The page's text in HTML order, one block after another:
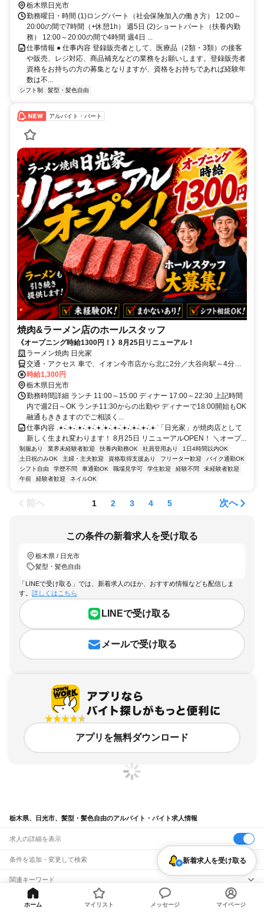
栃木県日光市
勤務曜日・時間 (1)ロングパート（社会保険加入の働き方） 12:00～
20:00の間で7時間（+休憩1h） 週5日 (2)ショートパート（扶養内勤
務） 12:00～20:00の間で4時間 週4日 ...
仕事情報 ● 仕事内容 登録販売者として、医療品（2類・3類）の接客
や販売、レジ対応、商品補充などの業務をお願いします。登録販売者
資格をお持ちの方の募集となりますが、資格をお持ちであれば経験年
数は不...
シフト制 髪型・髪色自由
アルバイト・パート
焼肉&ラーメン店のホールスタッフ
《オープニング時給1300円！》8月25日リニューアル！
ラーメン焼肉 日光家
交通・アクセス 車で、イオン今市店から北に2分／大谷向駅～4分、
下今市駅・大桑駅～8分
時給1,300円
栃木県日光市
勤務時間詳細 ランチ 11:00～15:00 ディナー 17:00～22:30 上記時間
内で週2日～OK ランチ11:30からの出勤や ディナーで18:00開始もOK
融通もききますのでご相談く...
仕事内容 .𖥔݁˖.𖥔݁˖.𖥔݁˖.𖥔݁˖.𖥔݁.𖥔݁˖.𖥔݁˖.𖥔݁˖.𖥔݁˖.𖥔݁˖.𖥔݁ 「日光家」が焼肉店として
新しく生まれ変わります！ 8月25日 リニューアルOPEN！ ＼オープ...
制服あり 業界未経験者歓迎 扶養内勤務OK 社員登用あり
1日4時間以内OK
土日祝のみOK
主婦・主夫歓迎 資格取得支援あり フリーター歓迎
バイク通勤OK
シフト自由
学歴不問 車通勤OK 職場見学可 学生歓迎 経験不問
未経験者歓迎
午前
経験者歓迎 ネイルOK
前へ 1 2 3 4 5 次へ
この条件の新着求人を受け取る
栃木県 / 日光市
髪型・髪色自由
「LINEで受け取る」では、新着求人のほか、おすすめ情報なども配信しま
す。 詳しくはこちら
LINEで受け取る
メールで受け取る
アプリを無料ダウンロード
栃木県、日光市、髪型・髪色自由のアルバイト・バイト求人情報
求人の詳細を表示
条件を追加・変更して検索
市区町村を追加・変更
栃木県
栃木県すべて
駅を追加・変更
関連キーワード
栃木県 日光市 髪型・髪色自由 カフェ
栃木県 髪型・髪色自由 ネイルok
栃木県 髪色 自由
栃木県 髪型・髪色自由 ホテル栃木県 足利市 ネイル髪色自由
バイトTOP 日光市 髪型・髪色自由のアルバイト・バイト・求人
新着求人を受け取る
ホーム マイリスト メッセージ マイページ